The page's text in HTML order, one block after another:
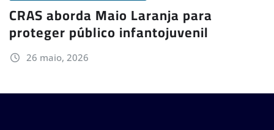
CRAS aborda Maio Laranja para
proteger público infantojuvenil
26 maio, 2026